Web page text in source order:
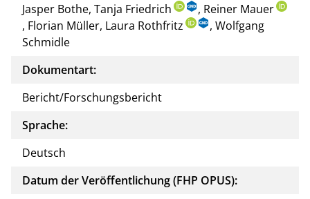
Jasper Bothe, Tanja Friedrich
, Reiner Mauer
, Florian Müller, Laura Rothfritz
, Wolfgang
Schmidle
Dokumentart:
Bericht/Forschungsbericht
Sprache:
Deutsch
Datum der Veröffentlichung (FHP OPUS):